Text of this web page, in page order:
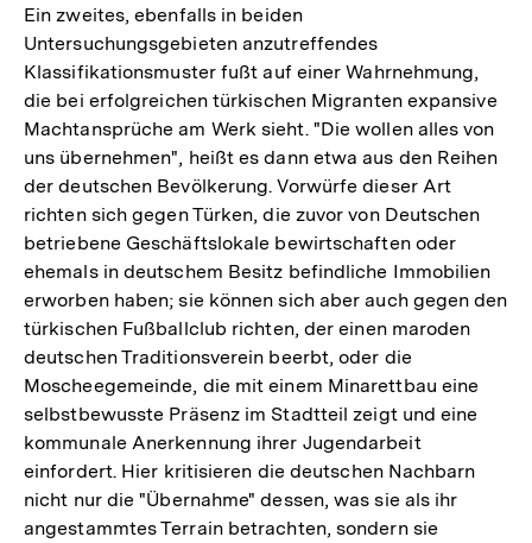
Ein zweites, ebenfalls in beiden
Untersuchungsgebieten anzutreffendes
Klassifikationsmuster fußt auf einer Wahrnehmung,
die bei erfolgreichen türkischen Migranten expansive
Machtansprüche am Werk sieht. "Die wollen alles von
uns übernehmen", heißt es dann etwa aus den Reihen
der deutschen Bevölkerung. Vorwürfe dieser Art
richten sich gegen Türken, die zuvor von Deutschen
betriebene Geschäftslokale bewirtschaften oder
ehemals in deutschem Besitz befindliche Immobilien
erworben haben; sie können sich aber auch gegen den
türkischen Fußballclub richten, der einen maroden
deutschen Traditionsverein beerbt, oder die
Moscheegemeinde, die mit einem Minarettbau eine
selbstbewusste Präsenz im Stadtteil zeigt und eine
kommunale Anerkennung ihrer Jugendarbeit
einfordert. Hier kritisieren die deutschen Nachbarn
nicht nur die "Übernahme" dessen, was sie als ihr
angestammtes Terrain betrachten, sondern sie